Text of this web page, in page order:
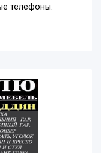
телефоны: